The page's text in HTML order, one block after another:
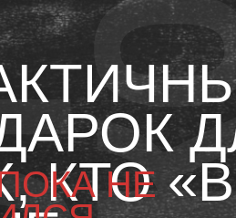
КТО «В
НЕ